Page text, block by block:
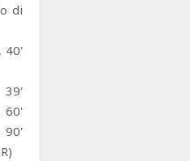
di
40'
39'
60'
90'